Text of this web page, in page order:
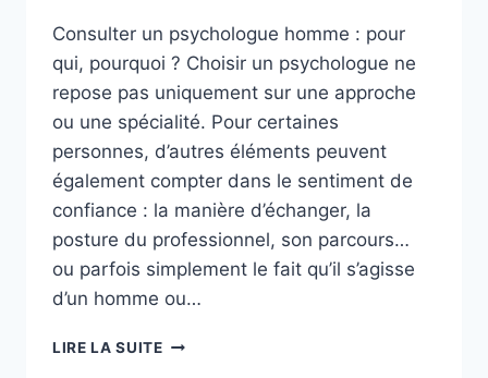
CONSULTER
UN
PSYCHOLOGUE
?
Consulter un psychologue homme : pour
qui, pourquoi ? Choisir un psychologue ne
repose pas uniquement sur une approche
ou une spécialité. Pour certaines
personnes, d’autres éléments peuvent
également compter dans le sentiment de
confiance : la manière d’échanger, la
posture du professionnel, son parcours…
ou parfois simplement le fait qu’il s’agisse
d’un homme ou…
LIRE LA SUITECONSULTER